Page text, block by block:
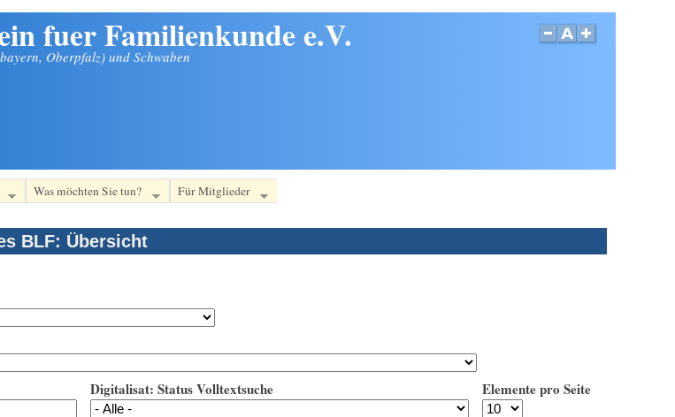
fuer Familienkunde e.V.
Oberpfalz) und Schwaben
Was möchten Sie tun? Für Mitglieder
BLF: Übersicht
Digitalisat: Status Volltextsuche Elemente pro Seite